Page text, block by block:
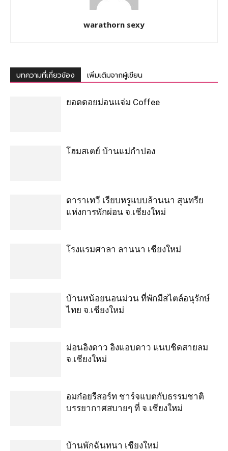
warathorn sexy
บทความที่เกี่ยวข้อง เพิ่มเติมจากผู้เขียน
ยอดดอยม่อนแจ่ม Coffee
โฮมสเตย์ บ้านแม่กำปอง
ดาราเทวี เรียบหรูแบบล้านนา สุนทรีย
แห่งการพักผ่อน จ.เชียงใหม่
โรงแรมศาลา ลานนา เชียงใหม่
บ้านหน้อยนอนม่วน ที่พักมีสไตล์อนุรักษ์
ไทย จ.เชียงใหม่
ม่อนอิงดาว อิงแอบดาว แนบชิดสายลม
จ.เชียงใหม่
อมก๋อยรีสอร์ท ชาร์จแบตกับธรรมชาติ
บรรยากาศสบายๆ ที่ จ.เชียงใหม่
บ้านพักฉันทนา เชียงใหม่